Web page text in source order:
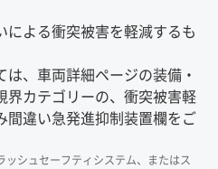
よる衝突被害を軽減するも
、車両詳細ページの装備・
界カテゴリーの、衝突被害軽
間違い急発進抑制装置欄をご
シュセーフティシステム、またはス